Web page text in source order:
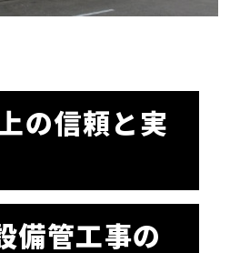
の信頼と実
備管工事の